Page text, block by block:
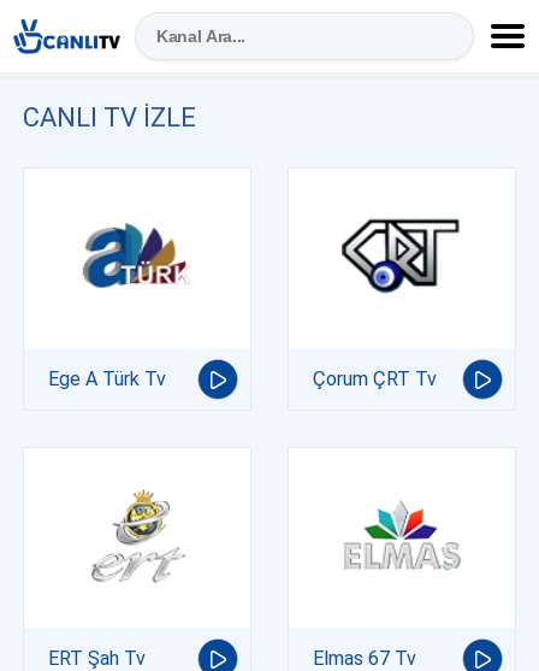
CANLI TV IZLE
Ege A Türk Tv Çorum ÇRT Tv
ERT Şah Tv Elmas 67 Tv